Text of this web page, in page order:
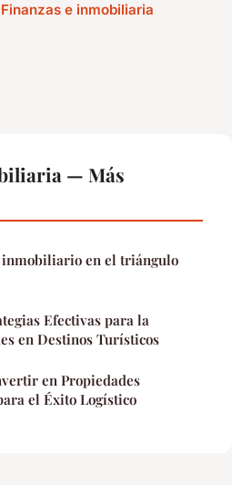
e inmobiliaria
— Más
en el triángulo
Efectivas para la
en Destinos Turísticos
en Propiedades
el Éxito Logístico